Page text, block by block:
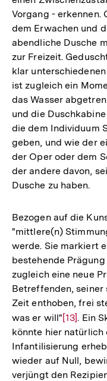
Vorgang - erkennen.
dem Erwachen und
abendliche Dusche
zur Freizeit.
klar
ist zugleich ein
das Wasser
und die
die dem Individuum
geben, und wie der
der Oper oder dem
der andere davon,
Dusche zu haben.
Bezogen auf die
"mittlere(n)
werde. Sie markiert
bestehende
zugleich eine neue
Betreffenden, seiner
Zeit enthoben, frei
was er will"Zur
der
Fußnote
[13]. Ein
könnte hier natürlich
Infantilisierung
wieder auf Null,
verjüngt den